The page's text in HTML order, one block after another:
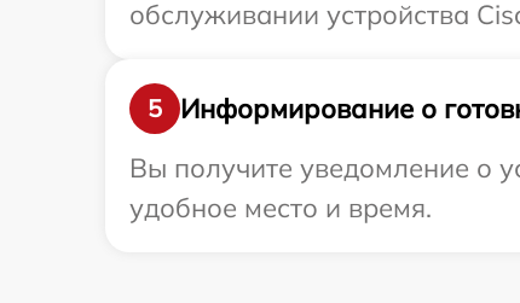
обслуживании устройства
5
Информирование о
Вы получите уведомление о
удобное место и время.